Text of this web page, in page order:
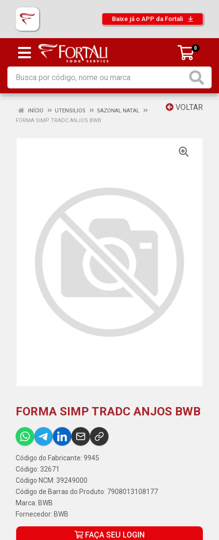
Baixe já o APP da Fortali
0
VOLTAR
INÍCIO UTENSILIOS
SAZONAL NATAL
FORMA SIMP TRADC ANJOS BWB
FORMA SIMP TRADC ANJOS BWB
Código do Fabricante: 9945
Código: 32671
Código NCM: 39249000
Código de Barras do Produto: 7908013108177
Marca: BWB
Fornecedor: BWB
FAÇA SEU LOGIN